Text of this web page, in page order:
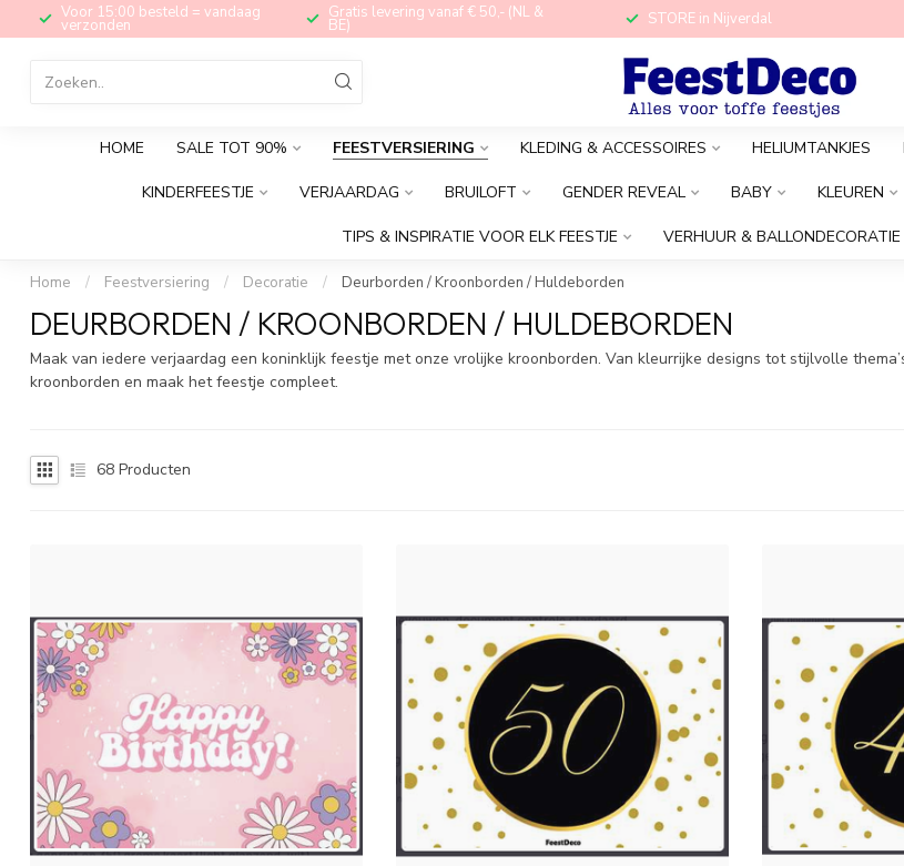
Voor 15:00 besteld = vandaag
verzonden
Gratis levering vanaf € 50,- (NL &
BE) STORE in Nijverdal
HOME SALE TOT 90% FEESTVERSIERING KLEDING & ACCESSOIRES HELIUMTANKJES
KINDERFEESTJE VERJAARDAG BRUILOFT GENDER REVEAL BABY KLEUREN
TIPS & INSPIRATIE VOOR ELK FEESTJE VERHUUR & BALLONDECORATIE
Home / Feestversiering / Decoratie / Deurborden / Kroonborden / Huldeborden
DEURBORDEN / KROONBORDEN / HULDEBORDEN
Maak van iedere verjaardag een koninklijk feestje met onze vrolijke kroonborden. Van kleurrijke designs tot stijlvolle
kroonborden en maak het feestje compleet.
68 Producten